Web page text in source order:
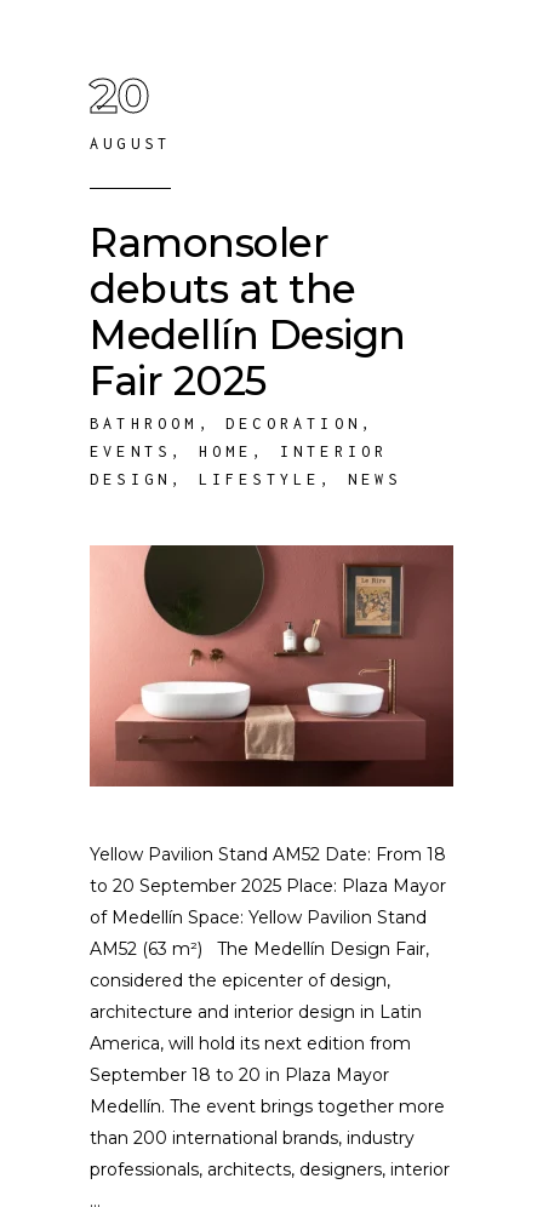
20
AUGUST
Ramonsoler
debuts at the
Medellín Design
Fair 2025
BATHROOM ,DECORATION ,
EVENTS , HOME , INTERIOR
DESIGN , LIFESTYLE , NEWS
Yellow Pavilion Stand AM52 Date: From 18
to 20 September 2025 Place: Plaza Mayor
of Medellín Space: Yellow Pavilion Stand
AM52 (63 m²) The Medellín Design Fair,
considered the epicenter of design,
architecture and interior design in Latin
America, will hold its next edition from
September 18 to 20 in Plaza Mayor
Medellín. The event brings together more
than 200 international brands, industry
professionals, architects, designers, interior